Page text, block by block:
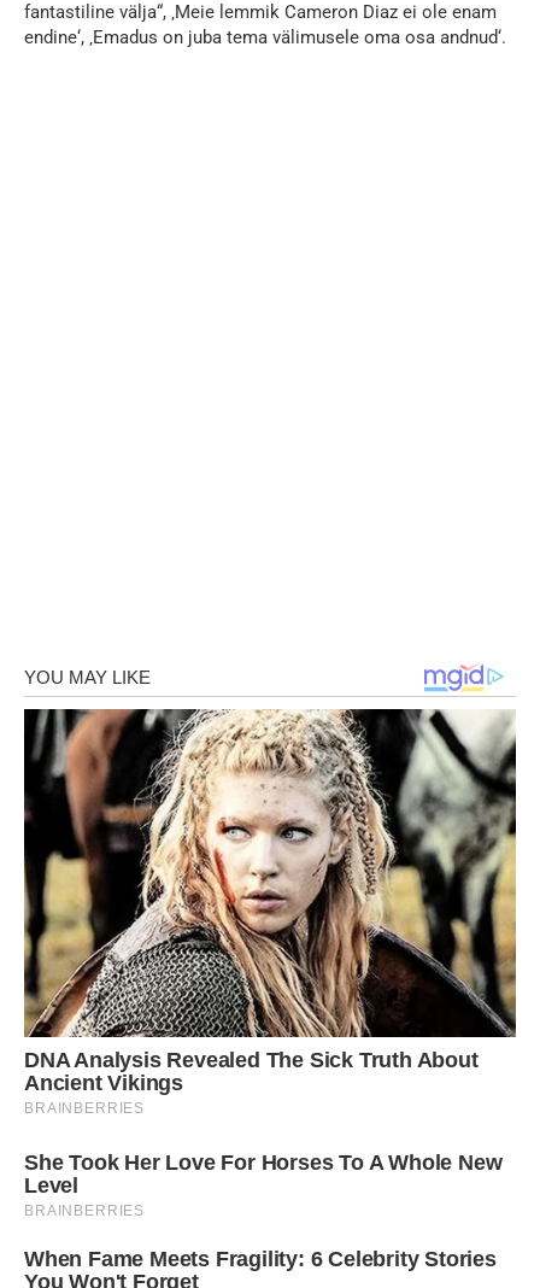
fantastiline välja“, ‚Meie lemmik Cameron Diaz ei ole enam
endine‘, ‚Emadus on juba tema välimusele oma osa andnud‘.